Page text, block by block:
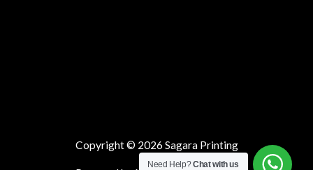
Copyright © 2026 Sagara Printing
Need Help?Chat with us